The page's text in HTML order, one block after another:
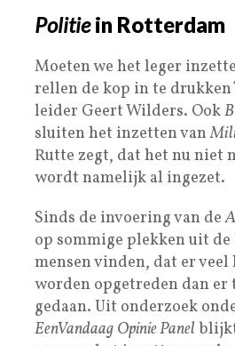
Politiein Rotterdam
Moeten we het leger
rellen de kop in te
leider Geert Wilders. Ook
sluiten het inzetten van
Rutte zegt, dat het nu niet
wordt namelijk al ingezet.
Sinds de invoering van de
op sommige plekken uit
mensen vinden, dat er
worden opgetreden dan
gedaan. Uit onderzoek
EenVandaag Opinie Panel